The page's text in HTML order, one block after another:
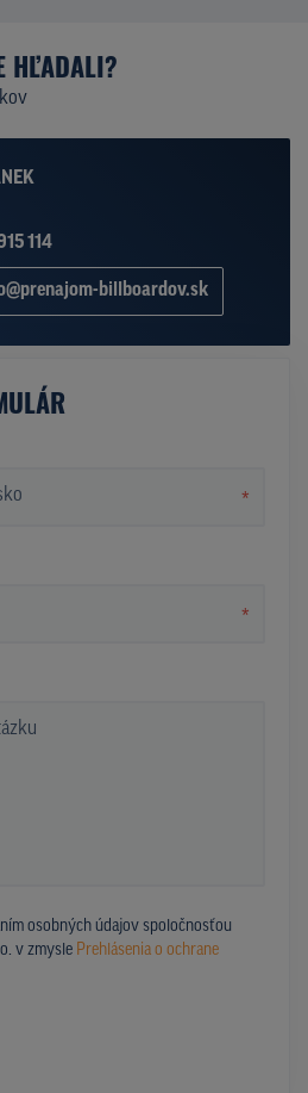
HĽADALI?
114
billboardov.sk
*
*
osobných údajov spoločnosťou
v zmysle Prehlásenia o ochrane